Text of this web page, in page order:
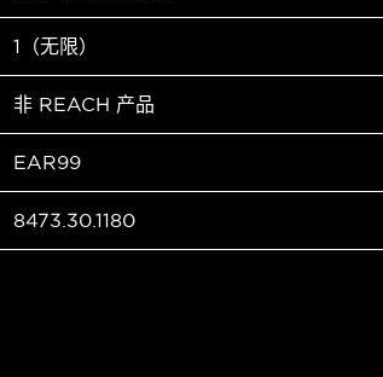
1（无限）
非 REACH 产品
EAR99
8473.30.1180